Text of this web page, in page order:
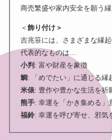
商売繁盛や家内安全を願う
＜飾り付け＞
吉兆笹には、さまざまな縁
代表的なものは…
小判 : 富や財産を象徴
鯛: 「めでたい」に通じる縁
米俵: 豊作や豊かな生活を祈
熊手: 幸運を「かき集める」
福鈴: 幸運を呼び寄せ、邪気